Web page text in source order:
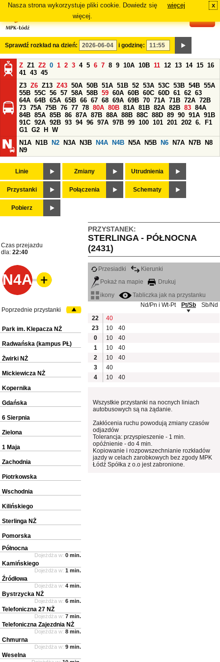
Nasza strona wykorzystuje pliki cookie. Dowiedz się
więcej.
więcej x
Sprawdź rozkład na dzień: i godzinę:
Z Z1 Z2 0 1 2 3 4 5 6 7 8 9 10A 10B 11 12 13 14 15 16
41 43 45
Z3 Z6 Z13 Z43 50A 50B 51A 51B 52 53A 53C 53B 54B 55A
55B 55C 56 57 58A 58B 59 60A 60B 60C 60D 61 62 63
64A 64B 65A 65B 66 67 68 69A 69B 70 71A 71B 72A 72B
73 75A 75B 76 77 78 80A 80B 81A 81B 82A 82B 83 84A
84B 85A 85B 86 87A 87B 88A 88B 88C 88D 89 90 91A 91B
91C 92A 92B 93 94 96 97A 97B 99 100 101 201 202 6.
F1
G1 G2 H
W
N1A
N1B N2 N3A N3B N4A N4B N5A N5B N6 N7A N7B
N8
N9
Linie Zmiany Utrudnienia
Przystanki Połączenia Schematy
Pobierz
PRZYSTANEK:
STERLINGA - PÓŁNOCNA
(2431)
Czas przejazdu
dla: 22:40
N4A
Przesiadki
Kierunki
Pokaż na mapie
Drukuj
ikony
Tabliczka jak na przystanku
Nd/Pn i Wt-Pt
Pt/Sb
Sb/Nd
22
40
23
10
40
0
10
40
1
10
40
2
10
40
3
40
4
10 40
Wszystkie przystanki na nocnych liniach
autobusowych są na żądanie.
Zakłócenia ruchu powodują zmiany czasów
odjazdów
Tolerancja: przyspieszenie - 1 min.
opóźnienie - do 4 min.
Kopiowanie i rozpowszechnianie rozkładów
jazdy w celach zarobkowych bez zgody MPK
Łódź Spółka z o.o jest zabronione.
Poprzednie przystanki
Park im. Klepacza NŻ
Radwańska (kampus PŁ)
Żwirki NŻ
Mickiewicza NŻ
Kopernika
Gdańska
6 Sierpnia
Zielona
1 Maja
Zachodnia
Piotrkowska
Wschodnia
Kilińskiego
Sterlinga NŻ
Pomorska
Północna
Dojeżdża w: 0 min.
Kamińskiego
Dojeżdża w: 1 min.
Źródłowa
Dojeżdża w: 4 min.
Bystrzycka NŻ
Dojeżdża w: 6 min.
Telefoniczna 27 NŻ
Dojeżdża w: 7 min.
Telefoniczna Zajezdnia NŻ
Dojeżdża w: 8 min.
Chmurna
Dojeżdża w: 9 min.
Weselna